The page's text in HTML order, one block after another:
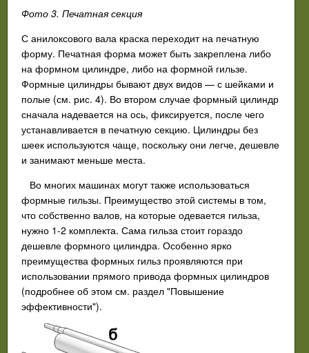
Фото 3. Печатная секция
С анилоксового вала краска переходит на печатную
форму. Печатная форма может быть закреплена либо
на формном цилиндре, либо на формной гильзе.
Формные цилиндры бывают двух видов — с шейками и
полые (см. рис. 4). Во втором случае формный цилиндр
сначала надевается на ось, фиксируется, после чего
устанавливается в печатную секцию. Цилиндры без
шеек используются чаще, поскольку они легче, дешевле
и занимают меньше места.
Во многих машинах могут также использоваться
формные гильзы. Преимущество этой системы в том,
что собственно валов, на которые одевается гильза,
нужно 1-2 комплекта. Сама гильза стоит гораздо
дешевле формного цилиндра. Особенно ярко
преимущества формных гильз проявляются при
использовании прямого привода формных цилиндров
(подробнее об этом см. раздел "Повышение
эффективности").